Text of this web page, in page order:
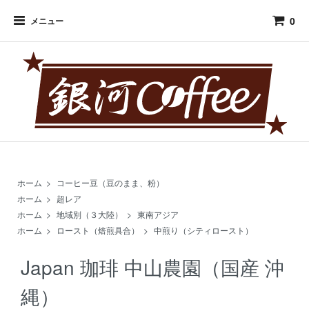
メニュー 0
ホーム >
コーヒー豆（豆のまま、粉）
ホーム > 超レア
ホーム > 地域別（３大陸） > 東南アジア
ホーム > ロースト（焙煎具合） > 中煎り（シティロースト）
Japan 珈琲 中山農園（国産 沖
縄）